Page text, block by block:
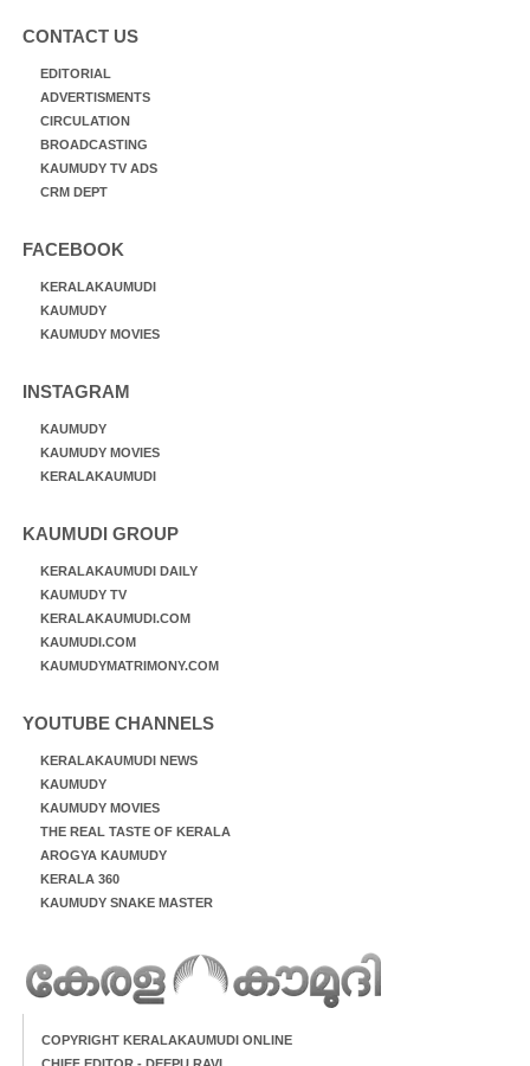
CONTACT US
EDITORIAL
ADVERTISMENTS
CIRCULATION
BROADCASTING
KAUMUDY TV ADS
CRM DEPT
FACEBOOK
KERALAKAUMUDI
KAUMUDY
KAUMUDY MOVIES
INSTAGRAM
KAUMUDY
KAUMUDY MOVIES
KERALAKAUMUDI
KAUMUDI GROUP
KERALAKAUMUDI DAILY
KAUMUDY TV
KERALAKAUMUDI.COM
KAUMUDI.COM
KAUMUDYMATRIMONY.COM
YOUTUBE CHANNELS
KERALAKAUMUDI NEWS
KAUMUDY
KAUMUDY MOVIES
THE REAL TASTE OF KERALA
AROGYA KAUMUDY
KERALA 360
KAUMUDY SNAKE MASTER
COPYRIGHT KERALAKAUMUDI ONLINE